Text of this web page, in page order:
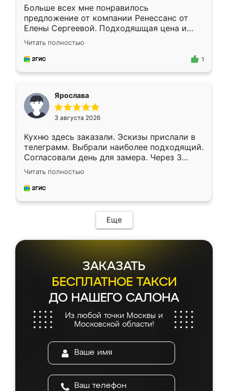
Больше всех мне понравилось
предложение от компании Ренессанс от
Елены Сергеевой. Подходяшщая цена и
короткие сроки изготовления. Приехавший
для замера сотрудник Владислав
предложил по моему эскизу самый
Читать полностью
1
Ярослава
3 августа 2026
Кухню здесь заказали. Эскизы прислали в
телеграмм. Выбрали наиболее подходящий.
Согласовали день для замера. Через 3
недели кухня была уже готова. Остались
довольны работой. Спасибо Ренессанс
мебель за качественную работу!
Читать полностью
Еще
ЗАКАЗАТЬ
БЕСПЛАТНОЕ ТАКСИ
ДО НАШЕГО САЛОНА
Из любой точки Москвы и
Московской области!